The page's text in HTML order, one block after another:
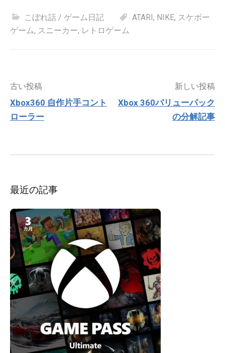
こぼれ話 / ゲーム日記 ATARI, NIKE, スケボー
ゲーム, スニーカー, レトロゲーム
投
ナ
ビ
古い投稿
Xbox360 自作片手コント
ローラー
新しい投稿
Xbox 360バリューパック
の分解記事
最近の記事